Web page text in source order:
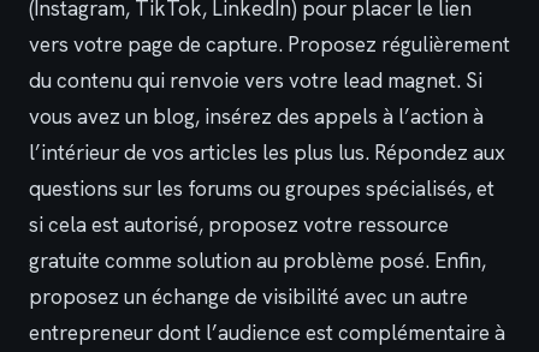
(Instagram, TikTok, LinkedIn) pour placer le lien
vers votre page de capture. Proposez régulièrement
du contenu qui renvoie vers votre lead magnet. Si
vous avez un blog, insérez des appels à l’action à
l’intérieur de vos articles les plus lus. Répondez aux
questions sur les forums ou groupes spécialisés, et
si cela est autorisé, proposez votre ressource
gratuite comme solution au problème posé. Enfin,
proposez un échange de visibilité avec un autre
entrepreneur dont l’audience est complémentaire à